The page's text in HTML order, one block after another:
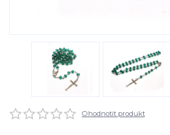
Ohodnotit produkt